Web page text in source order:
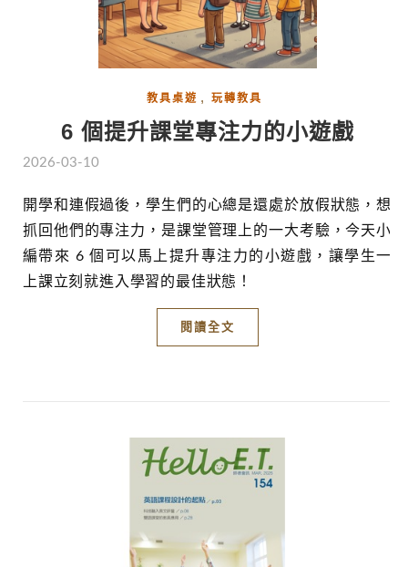
教具桌遊 , 玩轉教具
6 個提升課堂專注力的小遊戲
2026-03-10
開學和連假過後，學生們的心總是還處於放假狀態，想
抓回他們的專注力，是課堂管理上的一大考驗，今天小
編帶來 6 個可以馬上提升專注力的小遊戲，讓學生一
上課立刻就進入學習的最佳狀態！
閱讀全文